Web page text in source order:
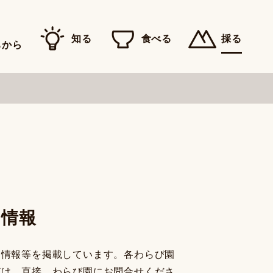
ら 知る 食べる 採る
報
報等を掲載しています。各わらび園